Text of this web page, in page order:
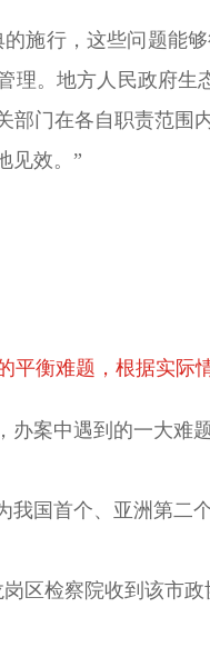
施行，这些问题能
理。地方人民政府
部门在各自职责范围
见效。”
平衡难题，根据实际
案中遇到的一大难
我国首个、亚洲第二
区检察院收到该市